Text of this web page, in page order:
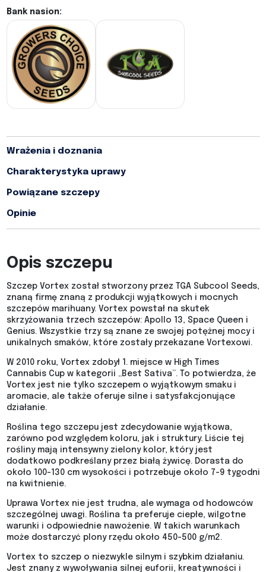
Bank nasion:
Wrażenia i doznania
Charakterystyka uprawy
Powiązane szczepy
Opinie
Opis szczepu
Szczep Vortex został stworzony przez TGA Subcool Seeds,
znaną firmę znaną z produkcji wyjątkowych i mocnych
szczepów marihuany. Vortex powstał na skutek
skrzyżowania trzech szczepów: Apollo 13, Space Queen i
Genius. Wszystkie trzy są znane ze swojej potężnej mocy i
unikalnych smaków, które zostały przekazane Vortexowi.
W 2010 roku, Vortex zdobył 1. miejsce w High Times
Cannabis Cup w kategorii „Best Sativa”. To potwierdza, że
Vortex jest nie tylko szczepem o wyjątkowym smaku i
aromacie, ale także oferuje silne i satysfakcjonujące
działanie.
Roślina tego szczepu jest zdecydowanie wyjątkowa,
zarówno pod względem koloru, jak i struktury. Liście tej
rośliny mają intensywny zielony kolor, który jest
dodatkowo podkreślany przez białą żywicę. Dorasta do
około 100-130 cm wysokości i potrzebuje około 7-9 tygodni
na kwitnienie.
Uprawa Vortex nie jest trudna, ale wymaga od hodowców
szczególnej uwagi. Roślina ta preferuje ciepłe, wilgotne
warunki i odpowiednie nawożenie. W takich warunkach
może dostarczyć plony rzędu około 450-500 g/m2.
Vortex to szczep o niezwykle silnym i szybkim działaniu.
Jest znany z wywoływania silnej euforii, kreatywności i